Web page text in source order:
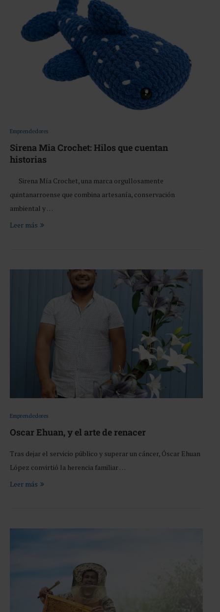
Emprendedores
Sirena Mia Crochet: Hilos que cuentan
historias
Sirena Mía Crochet, una marca orgullosamente
quintanarroense que combina artesanía, conservación
ambiental y …
Leer más
Emprendedores
Oscar Ehuan, y el arte de renacer
Tras dejar el servicio público y superar un cáncer, Óscar Ehuan
López convirtió la herencia familiar …
Leer más